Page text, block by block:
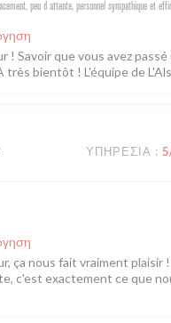
peu d attente, personnel sympathique et
! Savoir que vous avez
bientôt ! L'équipe de
ΥΠΗΡΕΣΊΑ : 5
ça nous fait vraiment
c'est exactement ce que